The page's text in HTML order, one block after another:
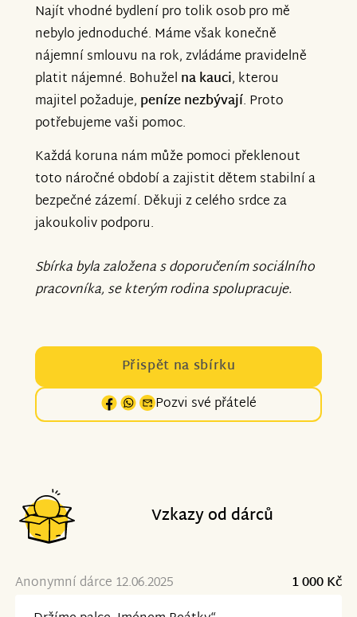
Najít vhodné bydlení pro tolik osob pro mě
nebylo jednoduché. Máme však konečně
nájemní smlouvu na rok, zvládáme pravidelně
platit nájemné. Bohužel na kauci, kterou
majitel požaduje, peníze nezbývají. Proto
potřebujeme vaši pomoc.
Každá koruna nám může pomoci překlenout
toto náročné období a zajistit dětem stabilní a
bezpečné zázemí. Děkuji z celého srdce za
jakoukoliv podporu.
Sbírka byla založena s doporučením sociálního
pracovníka, se kterým rodina spolupracuje.
Přispět na sbírku
Pozvi své přátelé
Vzkazy od dárců
Anonymní dárce 12.06.2025
1 000 Kč